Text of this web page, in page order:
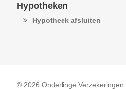
Hypotheken
Hypotheek afsluiten
© 2026 Onderlinge Verzekeringen